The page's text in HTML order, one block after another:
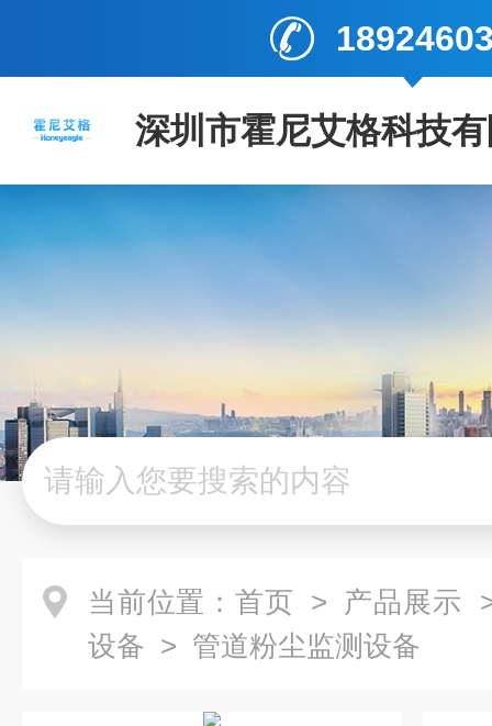
深圳市霍尼艾格科技
当前位置： 首页 > 产品展示
设备 > 管道粉尘监测设备